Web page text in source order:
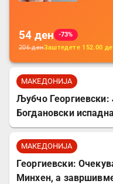
54 ден
-73%
206денЗаштедете 152.00
МАКЕДОНИЈА
Љубчо Георгиевски:
Богдановски
МАКЕДОНИЈА
Георгиевски:
Минхен, а